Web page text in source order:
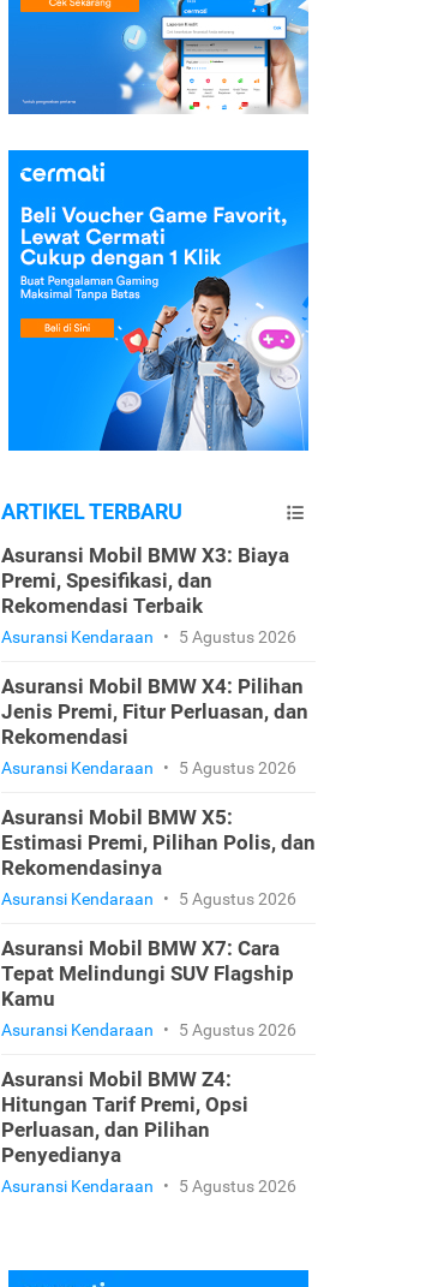
ARTIKEL TERBARU
Asuransi Mobil BMW X3: Biaya
Premi, Spesifikasi, dan
Rekomendasi Terbaik
Asuransi Kendaraan • 5 Agustus 2026
Asuransi Mobil BMW X4: Pilihan
Jenis Premi, Fitur Perluasan, dan
Rekomendasi
Asuransi Kendaraan • 5 Agustus 2026
Asuransi Mobil BMW X5:
Estimasi Premi, Pilihan Polis, dan
Rekomendasinya
Asuransi Kendaraan • 5 Agustus 2026
Asuransi Mobil BMW X7: Cara
Tepat Melindungi SUV Flagship
Kamu
Asuransi Kendaraan • 5 Agustus 2026
Asuransi Mobil BMW Z4:
Hitungan Tarif Premi, Opsi
Perluasan, dan Pilihan
Penyedianya
Asuransi Kendaraan • 5 Agustus 2026